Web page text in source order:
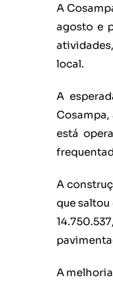
A
agosto e
local.
A
está
A
que saltou
A